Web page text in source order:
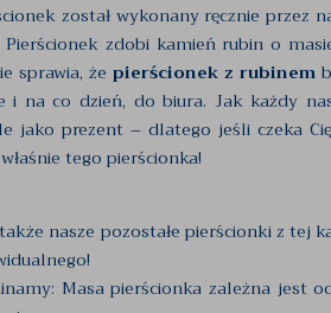
został wykonany ręcznie przez
Pierścionek zdobi kamień rubin o
sprawia, żepierścionek z rubinem
i na co dzień, do biura. Jak każdy
jako prezent – dlatego jeśli czeka
tego pierścionka!
nasze pozostałe pierścionki z tej
Masa pierścionka zależna jest